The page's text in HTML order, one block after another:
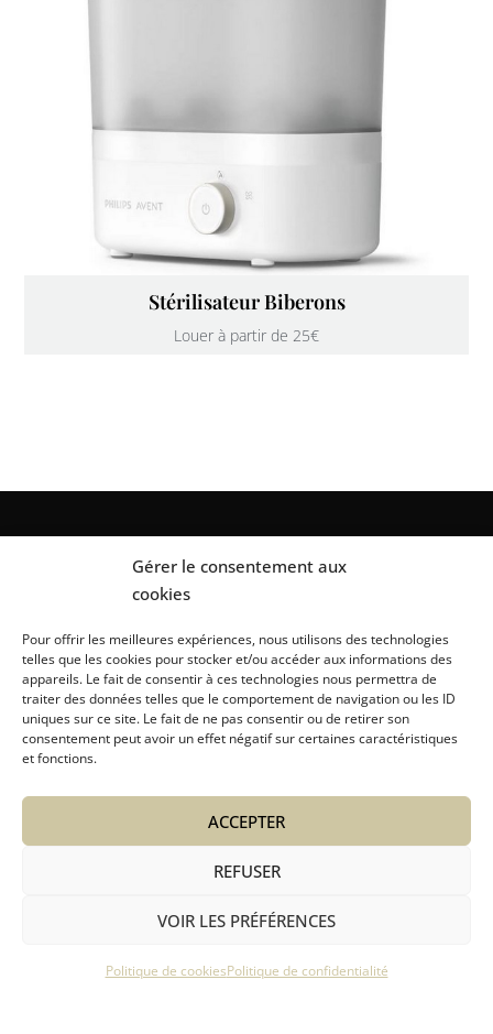
Gérer le consentement aux
cookies
Pour offrir les meilleures expériences, nous utilisons des technologies
telles que les cookies pour stocker et/ou accéder aux informations des
appareils. Le fait de consentir à ces technologies nous permettra de
traiter des données telles que le comportement de navigation ou les ID
uniques sur ce site. Le fait de ne pas consentir ou de retirer son
consentement peut avoir un effet négatif sur certaines caractéristiques
et fonctions.
ACCEPTER
REFUSER
VOIR LES PRÉFÉRENCES
Politique de cookiesPolitique de confidentialité
Stérilisateur Biberons
Louer à partir de 25€
Location linge et matériels Service Para-Hôteliers
Autres Services A Propos